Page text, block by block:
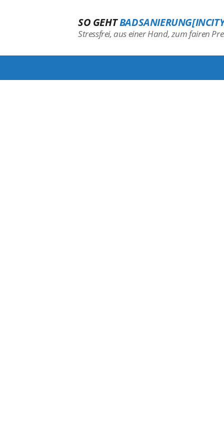
SO GEHT
Stressfrei, aus einer Hand, zum fairen